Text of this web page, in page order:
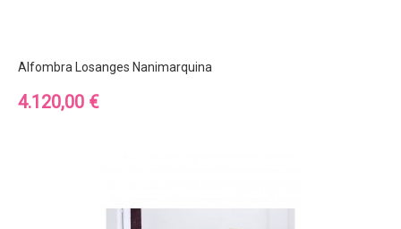
Alfombra Losanges Nanimarquina
Precio
4.120,00 €